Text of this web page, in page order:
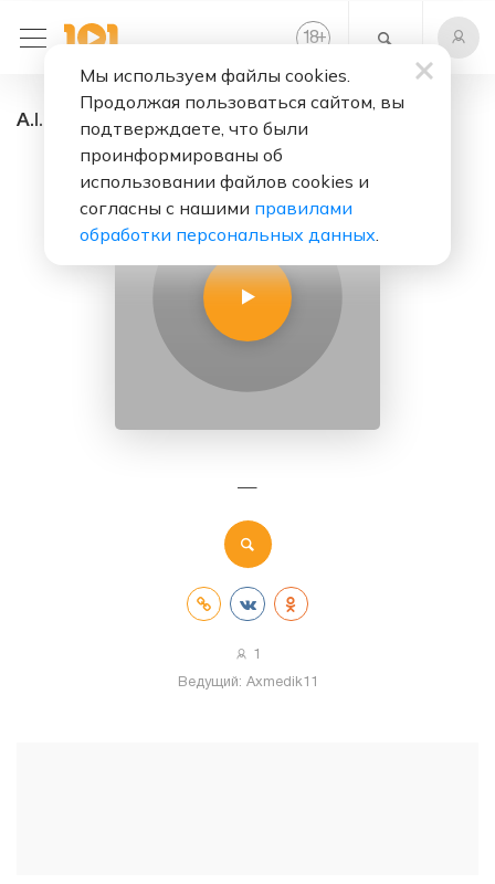
18+
A.I.F.S. - радио онлайн. Слушать бесплатно
—
1
Ведущий: Axmedik11
Мы используем файлы cookies.
Продолжая пользоваться сайтом, вы
подтверждаете, что были
проинформированы об
использовании файлов cookies и
согласны с нашими правилами
обработки персональных данных.